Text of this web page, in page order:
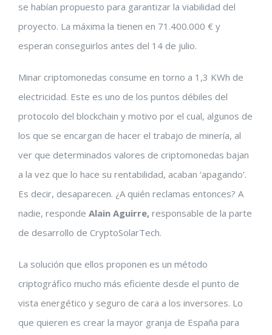
se habían propuesto para garantizar la viabilidad del
proyecto. La máxima la tienen en 71.400.000 € y
esperan conseguirlos antes del 14 de julio.
Minar criptomonedas consume en torno a 1,3 KWh de
electricidad. Este es uno de los puntos débiles del
protocolo del blockchain y motivo por el cual, algunos de
los que se encargan de hacer el trabajo de minería, al
ver que determinados valores de criptomonedas bajan
a la vez que lo hace su rentabilidad, acaban ‘apagando’.
Es decir, desaparecen. ¿A quién reclamas entonces? A
nadie, responde Alain Aguirre, responsable de la parte
de desarrollo de CryptoSolarTech.
La solución que ellos proponen es un método
criptográfico mucho más eficiente desde el punto de
vista energético y seguro de cara a los inversores. Lo
que quieren es crear la mayor granja de España para